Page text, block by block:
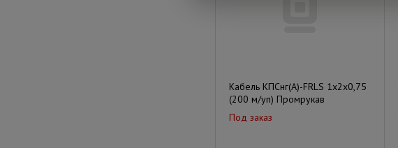
Кабель КПСнг(А)-FRLS 1х2х0,75
(200 м/уп) Промрукав
Под заказ